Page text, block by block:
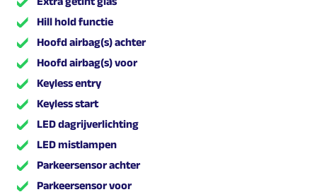
Hill hold functie
Hoofd airbag(s) achter
Hoofd airbag(s) voor
Keyless entry
Keyless start
LED dagrijverlichting
LED mistlampen
Parkeersensor achter
Parkeersensor voor